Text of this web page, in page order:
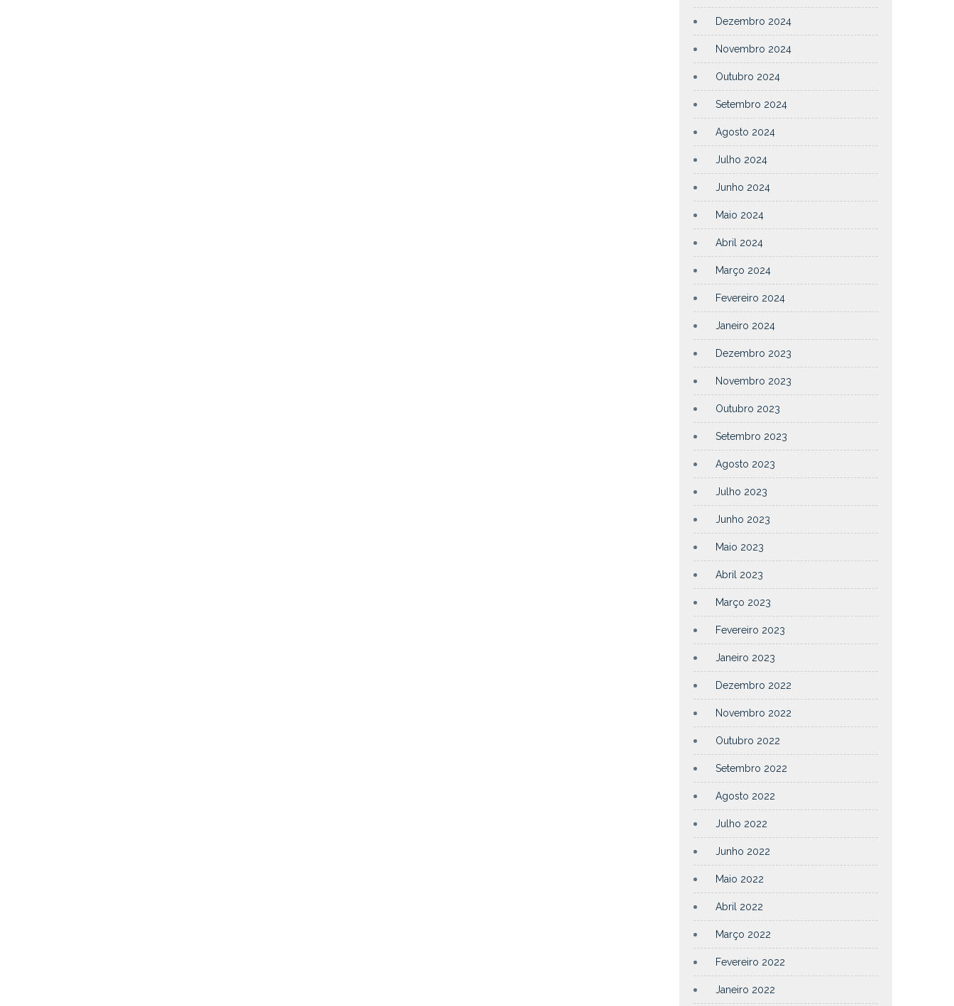
Dezembro 2024
Novembro 2024
Outubro 2024
Setembro 2024
Agosto 2024
Julho 2024
Junho 2024
Maio 2024
Abril 2024
Março 2024
Fevereiro 2024
Janeiro 2024
Dezembro 2023
Novembro 2023
Outubro 2023
Setembro 2023
Agosto 2023
Julho 2023
Junho 2023
Maio 2023
Abril 2023
Março 2023
Fevereiro 2023
Janeiro 2023
Dezembro 2022
Novembro 2022
Outubro 2022
Setembro 2022
Agosto 2022
Julho 2022
Junho 2022
Maio 2022
Abril 2022
Março 2022
Fevereiro 2022
Janeiro 2022